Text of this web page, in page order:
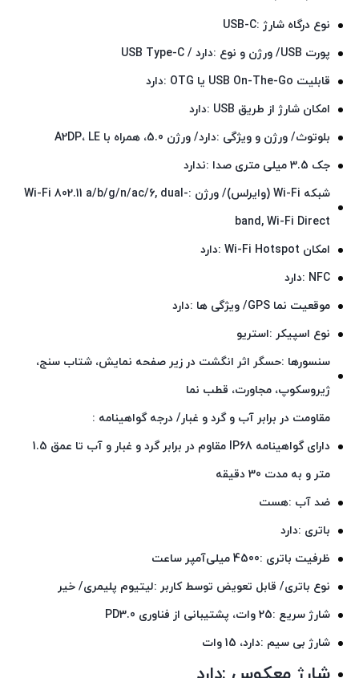
نوع درگاه شارژ :USB-C
پورت USB/ ورژن و نوع :دارد / USB Type-C
قابلیت USB On-The-Go یا OTG :دارد
امکان شارژ از طریق USB :دارد
بلوتوث/ ورژن و ویژگی :دارد/ ورژن 5.0، همراه با A2DP، LE
جک 3.5 میلی متری صدا :ندارد
شبکه Wi-Fi (وایرلس)/ ورژن :Wi-Fi 802.11 a/b/g/n/ac/6, dual-
band, Wi-Fi Direct
امکان Wi-Fi Hotspot :دارد
NFC :دارد
موقعیت‌ نما GPS/ ویژگی‌ ها :دارد
نوع اسپیکر :استریو
سنسورها :حسگر اثر انگشت در زیر صفحه نمایش، شتاب سنج،
ژيروسکوپ، مجاورت، قطب نما
مقاومت در برابر آب و گرد و غبار/ درجه گواهینامه :
دارای گواهینامه IP68 مقاوم در برابر گرد و غبار و آب تا عمق 1.5
متر و به مدت 30 دقیقه
ضد آب :هست
باتری :دارد
ظرفیت باتری :4500 میلی‌آمپر ساعت
نوع باتری/ قابل تعویض توسط کاربر :لیتیوم پلیمری/ خیر
شارژ سریع :25 وات، پشتیبانی از فناوری PD3.0
شارژ بی‌ سیم :دارد، 15 وات